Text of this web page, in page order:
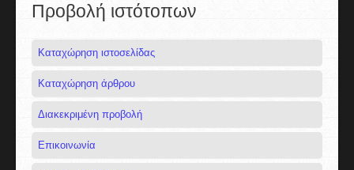
Προβολή ιστότοπων
Καταχώρηση ιστοσελίδας
Καταχώρηση άρθρου
Διακεκριμένη προβολή
Επικοινωνία